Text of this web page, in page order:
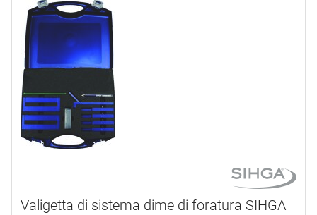
Valigetta di sistema dime di foratura SIHGA